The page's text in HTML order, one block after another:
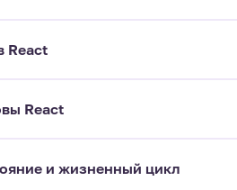
React
React
и жизненный цикл